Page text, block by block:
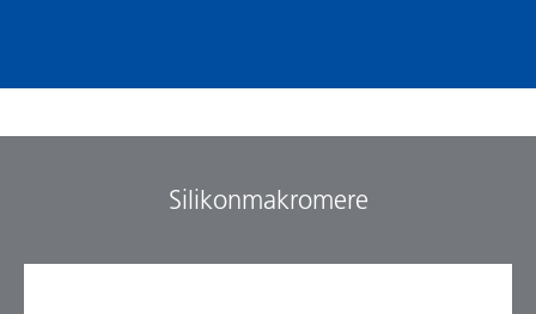
Silikonmakromere